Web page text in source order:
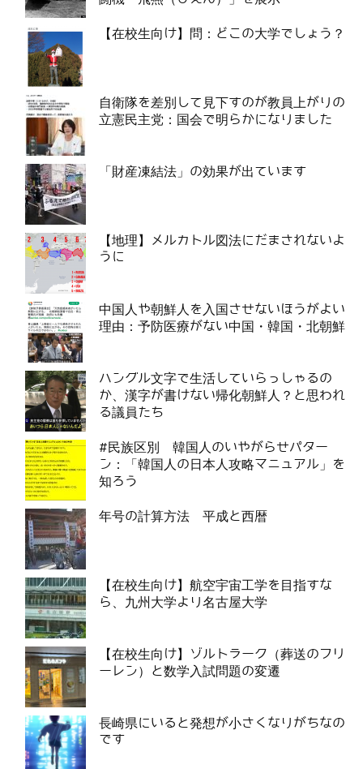
【在校生向け】問：どこの大学でしょう？
自衛隊を差別して見下すのが教員上がりの
立憲民主党：国会で明らかになりました
「財産凍結法」の効果が出ています
【地理】メルカトル図法にだまされないよ
うに
中国人や朝鮮人を入国させないほうがよい
理由：予防医療がない中国・韓国・北朝鮮
ハングル文字で生活していらっしゃるの
か、漢字が書けない帰化朝鮮人？と思われ
る議員たち
#民族区別 韓国人のいやがらせパター
ン：「韓国人の日本人攻略マニュアル」を
知ろう
年号の計算方法 平成と西暦
【在校生向け】航空宇宙工学を目指すな
ら、九州大学より名古屋大学
【在校生向け】ゾルトラーク（葬送のフリ
ーレン）と数学入試問題の変遷
長崎県にいると発想が小さくなりがちなの
です